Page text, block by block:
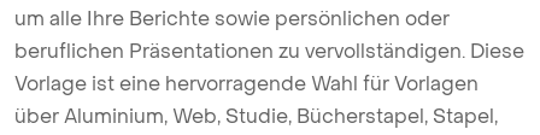
um alle Ihre Berichte sowie persönlichen oder
beruflichen Präsentationen zu vervollständigen. Diese
Vorlage ist eine hervorragende Wahl für Vorlagen
über Aluminium, Web, Studie, Bücherstapel, Stapel,